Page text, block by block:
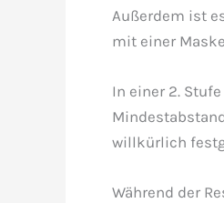
Außerdem ist
mit einer
In einer 2.
willkürlich
Während der